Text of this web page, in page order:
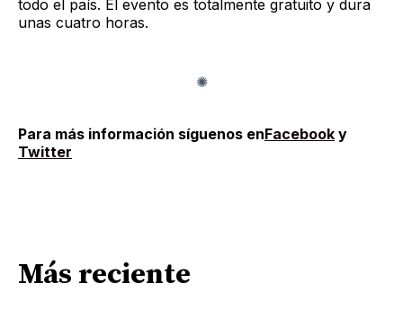
todo el país. El evento es totalmente gratuito y dura
unas cuatro horas.
Para más información síguenos enFacebook y
Twitter
Más reciente